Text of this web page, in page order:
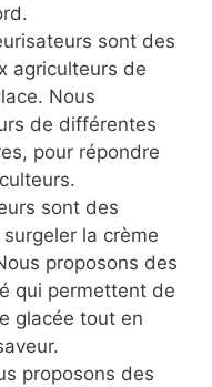
sont des
agriculteurs de
Nous
de différentes
pour répondre
sont des
la crème
proposons des
qui permettent de
glacée tout en
proposons des